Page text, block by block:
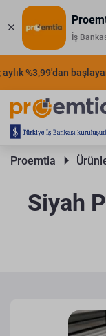
İş
%3,99'dan
Proemtia
Siyah